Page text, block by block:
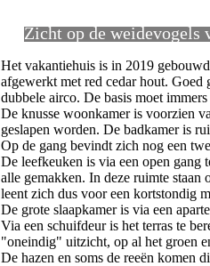
Zicht op de weidevogels
Het vakantiehuis is in 2019
afgewerkt met red cedar hout.
dubbele airco. De basis moet
De knusse woonkamer is voorzien
geslapen worden. De badkamer is
Op de gang bevindt zich nog een
De leefkeuken is via een open gang
alle gemakken. In deze ruimte staan
leent zich dus voor een kortstondig
De grote slaapkamer is via een
Via een schuifdeur is het terras te
"oneindig" uitzicht, op al het groen
De hazen en soms de reeën komen